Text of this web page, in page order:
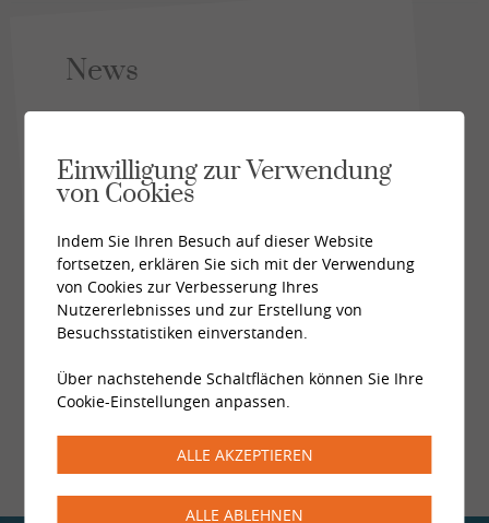
News
Impulsabend · KUNST DER
Wie Begegnung, Anziehung und
Verbindung im Alltag lebendig bleiben.
Donnerstag, 03. September 2026
Alle News
Einwilligung zur Verwendung
von Cookies
Indem Sie Ihren Besuch auf dieser Website
fortsetzen, erklären Sie sich mit der Verwendung
von Cookies zur Verbesserung Ihres
Nutzererlebnisses und zur Erstellung von
Besuchsstatistiken einverstanden.
Über nachstehende Schaltflächen können Sie Ihre
Cookie-Einstellungen anpassen.
ALLE AKZEPTIEREN
ALLE ABLEHNEN